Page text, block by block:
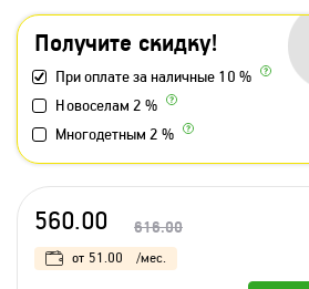
Получите скидку!
При оплате за наличные 10 %
Новоселам 2 %
Многодетным 2 %
560.00 616.00
от 51.00 /мес.